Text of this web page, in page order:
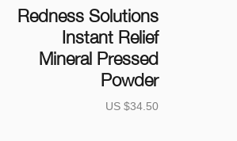
Redness Solutions
Instant Relief
Mineral Pressed
Powder
US $34.50